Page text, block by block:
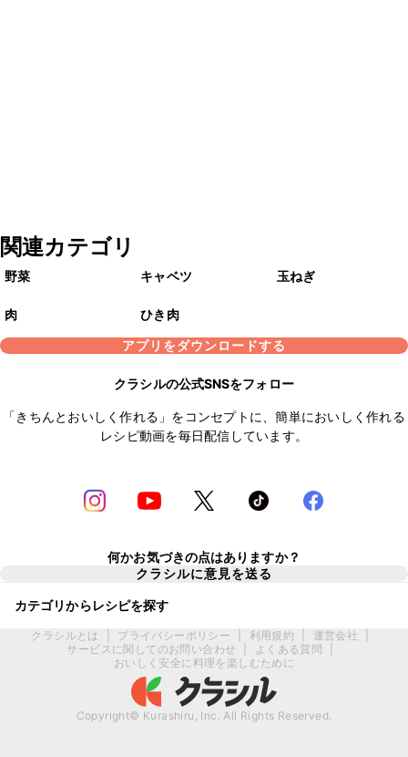
関連カテゴリ
野菜 キャベツ 玉ねぎ
肉
ひき肉
アプリをダウンロードする
クラシルの公式SNSをフォロー
「きちんとおいしく作れる」をコンセプトに、簡単においしく作れる
レシピ動画を毎日配信しています。
何かお気づきの点はありますか？
クラシルに意見を送る
カテゴリからレシピを探す
クラシルとは プライバシーポリシー 利用規約 運営会社
サービスに関してのお問い合わせ
よくある質問
おいしく安全に料理を楽しむために
Copyright© Kurashiru, Inc. All Rights Reserved.